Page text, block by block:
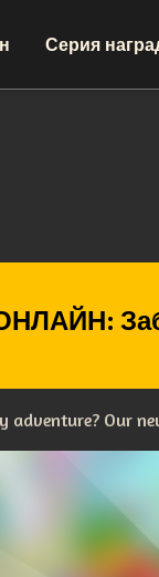
Серия
adventure? Our